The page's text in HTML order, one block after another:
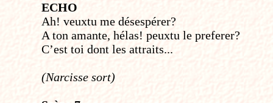
ECHO
Ah! veux­tu me désespérer?
A ton amante, hélas! peux­tu le preferer?
C’est toi dont les attraits...
(Narcisse sort)